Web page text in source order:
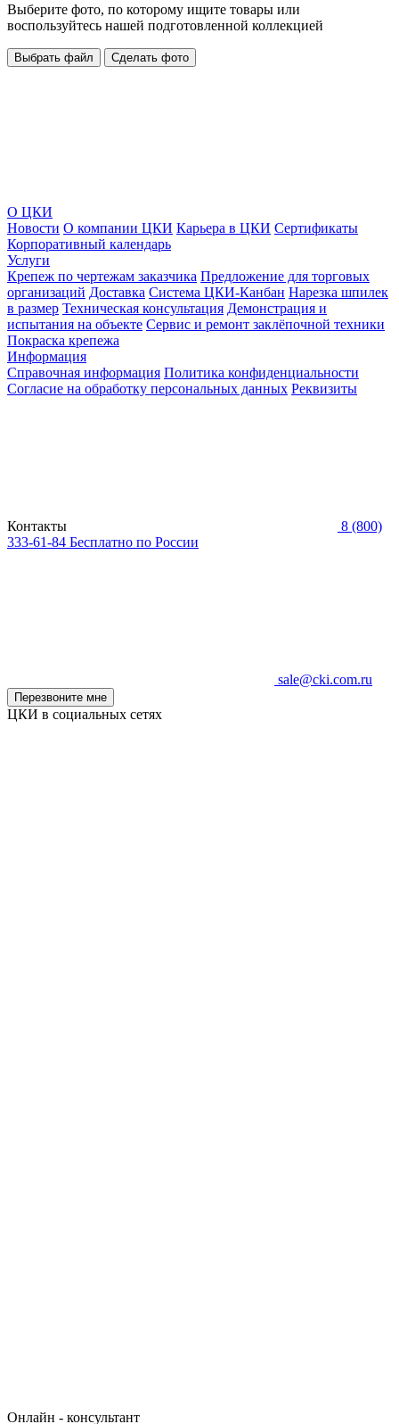
Выберите фото, по которому ищите товары или
воспользуйтесь нашей подготовленной коллекцией
Выбрать файл Сделать фото
О ЦКИ
Новости О компании ЦКИ Карьера в ЦКИ Сертификаты
Корпоративный календарь
Услуги
Крепеж по чертежам заказчика Предложение для торговых
организаций Доставка Система ЦКИ-Канбан Нарезка шпилек
в размер Техническая консультация Демонстрация и
испытания на объекте Сервис и ремонт заклёпочной техники
Покраска крепежа
Информация
Справочная информация Политика конфиденциальности
Согласие на обработку персональных данных Реквизиты
Контакты
8 (800)
333-61-84 Бесплатно по России
sale@cki.com.ru
Перезвоните мне
ЦКИ в социальных сетях
Онлайн - консультант